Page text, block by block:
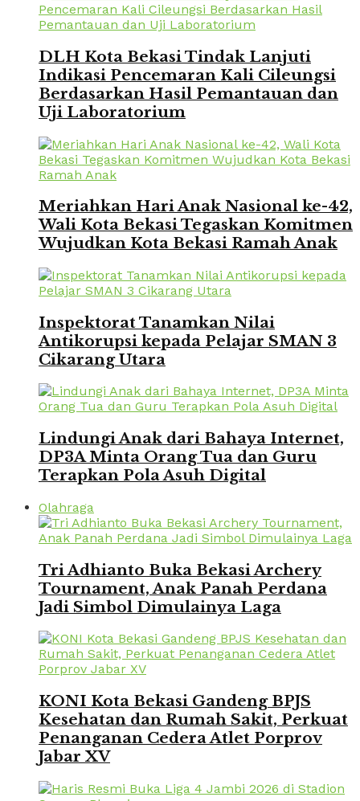
DLH Kota Bekasi Tindak Lanjuti
Indikasi Pencemaran Kali Cileungsi
Berdasarkan Hasil Pemantauan dan
Uji Laboratorium
Meriahkan Hari Anak Nasional ke-42,
Wali Kota Bekasi Tegaskan Komitmen
Wujudkan Kota Bekasi Ramah Anak
Inspektorat Tanamkan Nilai
Antikorupsi kepada Pelajar SMAN 3
Cikarang Utara
Lindungi Anak dari Bahaya Internet,
DP3A Minta Orang Tua dan Guru
Terapkan Pola Asuh Digital
Olahraga
Tri Adhianto Buka Bekasi Archery
Tournament, Anak Panah Perdana
Jadi Simbol Dimulainya Laga
KONI Kota Bekasi Gandeng BPJS
Kesehatan dan Rumah Sakit, Perkuat
Penanganan Cedera Atlet Porprov
Jabar XV